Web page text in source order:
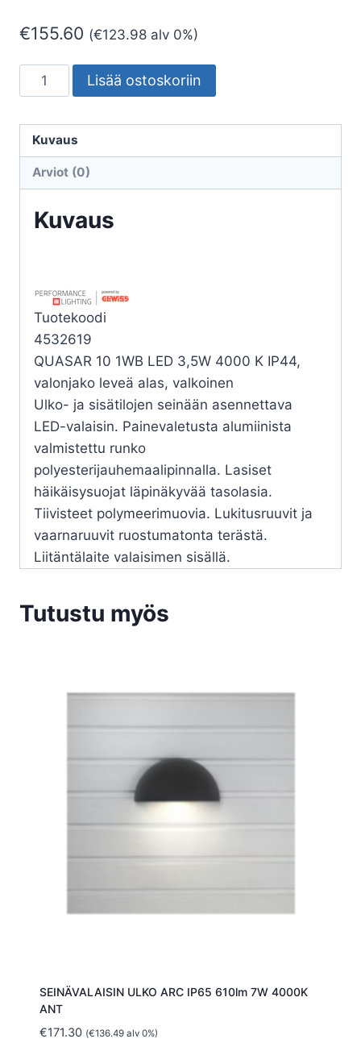
€155.60 (€123.98 alv 0%)
SEINÄVALAISIN
ULKO
QUASAR
10
3,5W
Lisää ostoskoriin
Kuvaus
Arviot (0)
Kuvaus
Tuotekoodi
4532619
QUASAR 10 1WB LED 3,5W 4000 K IP44,
valonjako leveä alas, valkoinen
Ulko- ja sisätilojen seinään asennettava
LED-valaisin. Painevaletusta alumiinista
valmistettu runko
polyesterijauhemaalipinnalla. Lasiset
häikäisysuojat läpinäkyvää tasolasia.
Tiivisteet polymeerimuovia. Lukitusruuvit ja
vaarnaruuvit ruostumatonta terästä.
Liitäntälaite valaisimen sisällä.
Tutustu myös
SEINÄVALAISIN ULKO ARC IP65 610lm 7W 4000K
ANT
€171.30 (€136.49alv 0%)